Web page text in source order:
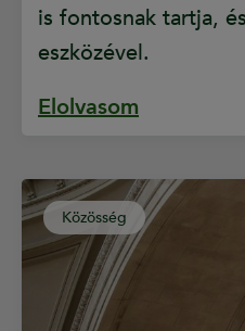
is fontosnak tartja,
eszközével.
Elolvasom
Közösség